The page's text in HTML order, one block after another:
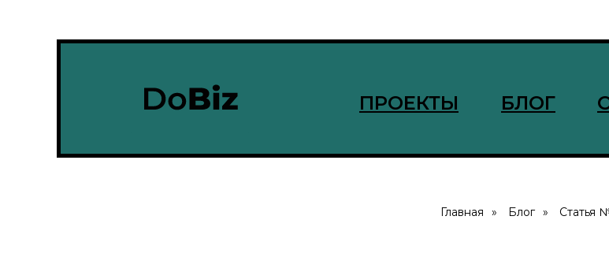
ПРОЕКТЫ БЛОГ
Главная » Блог » Статья